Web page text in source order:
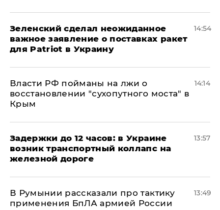
Зеленский сделал неожиданное
важное заявление о поставках ракет
для Patriot в Украину
14:54
Власти РФ пойманы на лжи о
восстановлении "сухопутного моста" в
Крым
14:14
Задержки до 12 часов: в Украине
возник транспортный коллапс на
железной дороге
13:57
В Румынии рассказали про тактику
применения БпЛА армией России
13:49